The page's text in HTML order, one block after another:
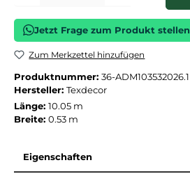
Jetzt Frage zum Produkt stellen
Zum Merkzettel hinzufügen
Produktnummer: 36-ADM103532026.1
Hersteller: Texdecor
Länge: 10.05 m
Breite: 0.53 m
Eigenschaften